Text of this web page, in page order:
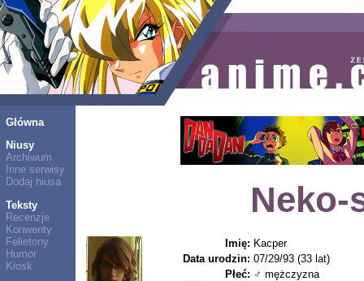
Główna
Niusy
Archiwum
Inne serwisy
Dodaj niusa
Teksty
Recenzje
Konwenty
Felietony
Humor
Kiosk
Neko-
Imię: Kacper
Data urodzin: 07/29/93 (33 lat)
Płeć: ♂ mężczyzna